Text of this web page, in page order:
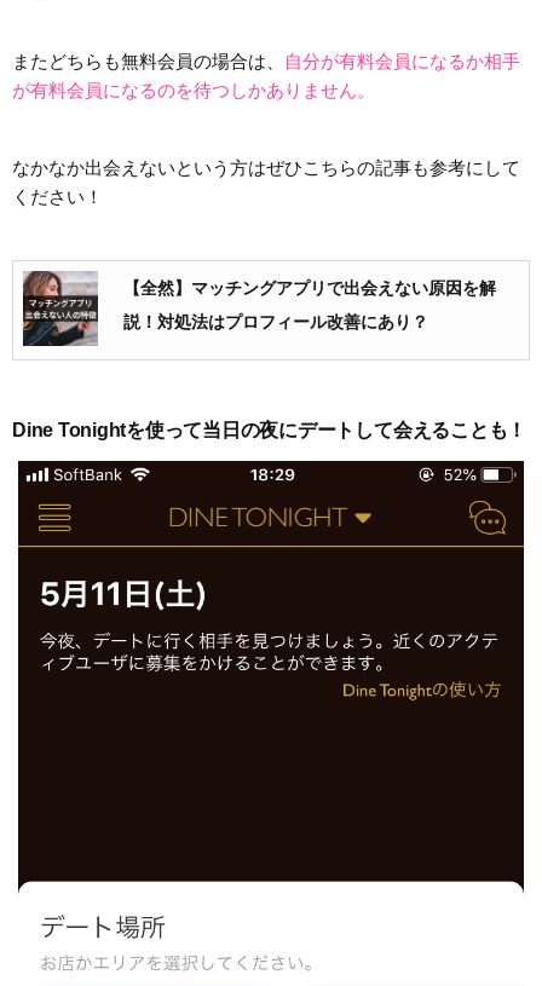
またどちらも無料会員の場合は、
自分が有料会員になるか相手
が有料会員になるのを待つしかありません。
なかなか出会えないという方はぜひこちらの記事も参考にして
ください！
【全然】マッチングアプリで出会えない原因を解
説！対処法はプロフィール改善にあり？
Dine Tonightを使って当日の夜にデートして会えることも！